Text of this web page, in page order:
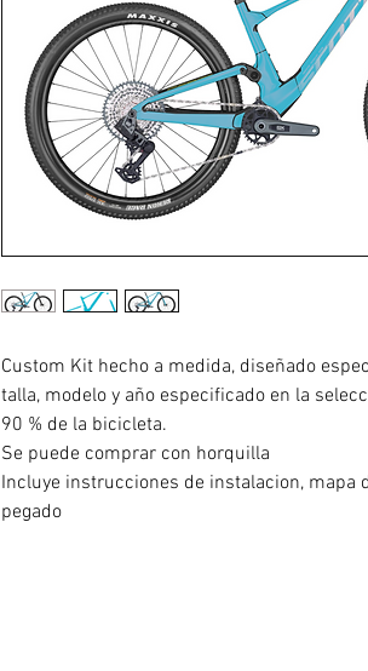
Custom Kit hecho a medida, diseñado
talla, modelo y año especificado en la
90 % de la bicicleta.
Se puede comprar con horquilla
Incluye instrucciones de instalacion, mapa
pegado